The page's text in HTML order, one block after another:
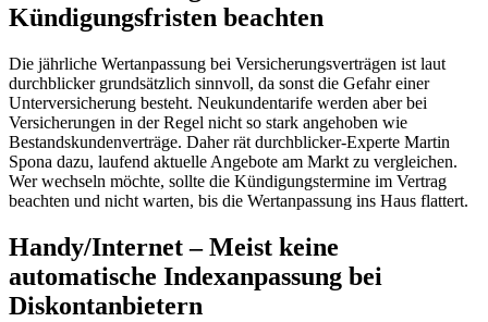
Kündigungsfristen beachten
Die jährliche Wertanpassung bei Versicherungsverträgen ist laut
durchblicker grundsätzlich sinnvoll, da sonst die Gefahr einer
Unterversicherung besteht. Neukundentarife werden aber bei
Versicherungen in der Regel nicht so stark angehoben wie
Bestandskundenverträge. Daher rät durchblicker-Experte Martin
Spona dazu, laufend aktuelle Angebote am Markt zu vergleichen.
Wer wechseln möchte, sollte die Kündigungstermine im Vertrag
beachten und nicht warten, bis die Wertanpassung ins Haus flattert.
Handy/Internet – Meist keine
automatische Indexanpassung bei
Diskontanbietern